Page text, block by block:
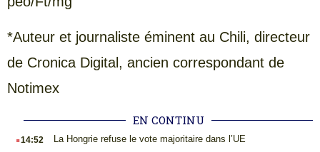
*Auteur et journaliste éminent au Chili, directeur
de Cronica Digital, ancien correspondant de
Notimex
EN CONTINU
.14:52 La Hongrie refuse le vote majoritaire dans l’UE